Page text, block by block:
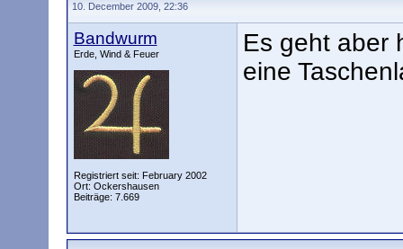
10. December 2009, 22:36
Bandwurm
Erde, Wind & Feuer
Registriert seit: February 2002
Ort: Ockershausen
Beiträge: 7.669
Es geht aber
eine